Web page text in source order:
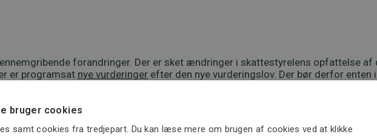
forandringer. Der er sket ændringer i skattestyrelens opfattelse af
er programsat nye vurderinger efter den nye vurderingslov. Der bør derfor
et skriftligt skatteforbehold, så ændringer fra skattestyrelsen kan
jul og godt nytår.
bruger cookies
samt cookies fra tredjepart. Du kan læse mere om brugen af cookies ved at klikke